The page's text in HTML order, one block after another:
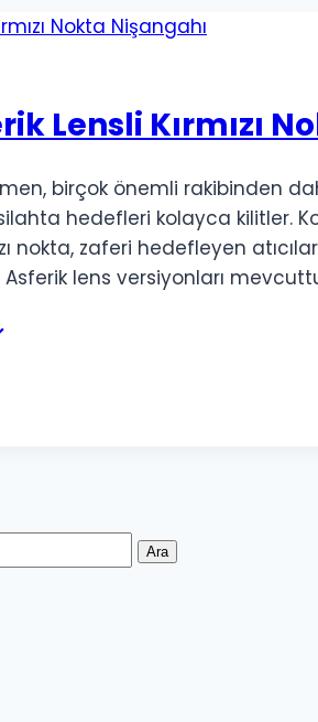
Lensli Kırmızı
birçok önemli rakibinden
hedefleri kolayca kilitler.
nokta, zaferi hedefleyen
lens versiyonları
Ara